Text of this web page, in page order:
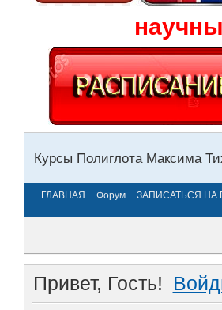
Курсы Полиглота Максима
ГЛАВНАЯ Форум ЗАПИСАТЬСЯ НА
Привет, Гость!